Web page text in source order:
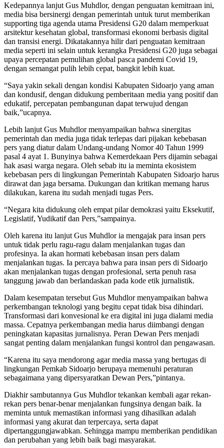
Kedepannya lanjut Gus Muhdlor, dengan penguatan kemitraan ini,
media bisa bersinergi dengan pemerintah untuk turut memberikan
supporting tiga agenda utama Presidensi G20 dalam memperkuat
arsitektur kesehatan global, transformasi ekonomi berbasis digital
dan transisi energi. Dikatakannya hilir dari penguatan kemitraan
media seperti ini selain untuk kerangka Presidensi G20 juga sebagai
upaya percepatan pemulihan global pasca pandemi Covid 19,
dengan semangat pulih lebih cepat, bangkit lebih kuat.
“Saya yakin sekali dengan kondisi Kabupaten Sidoarjo yang aman
dan kondusif, dengan didukung pemberitaan media yang positif dan
edukatif, percepatan pembangunan dapat terwujud dengan
baik,”ucapnya.
Lebih lanjut Gus Muhdlor menyampaikan bahwa sinergitas
pemerintah dan media juga tidak terlepas dari pijakan kebebasan
pers yang diatur dalam Undang-undang Nomor 40 Tahun 1999
pasal 4 ayat 1. Bunyinya bahwa Kemerdekaan Pers dijamin sebagai
hak asasi warga negara. Oleh sebab itu ia meminta ekosistem
kebebasan pers di lingkungan Pemerintah Kabupaten Sidoarjo harus
dirawat dan jaga bersama. Dukungan dan kritikan memang harus
dilakukan, karena itu sudah menjadi tugas Pers.
“Negara kita didukung oleh empat pilar demokrasi yaitu Eksekutif,
Legislatif, Yudikatif dan Pers,”sampainya.
Oleh karena itu lanjut Gus Muhdlor ia mengajak para insan pers
untuk tidak perlu ragu-ragu dalam menjalankan tugas dan
profesinya. Ia akan hormati kebebasan insan pers dalam
menjalankan tugas. Ia percaya bahwa para insan pers di Sidoarjo
akan menjalankan tugas dengan profesional, serta penuh rasa
tanggung jawab dan berlandaskan pada kode etik jurnalistik.
Dalam kesempatan tersebut Gus Muhdlor menyampaikan bahwa
perkembangan teknologi yang begitu cepat tidak bisa dihindari.
Transformasi dari konvesional ke era digital ini juga dialami media
massa. Cepatnya perkembangan media harus diimbangi dengan
peningkatan kapasitas jurnalisnya. Peran Dewan Pers menjadi
sangat penting dalam menjalankan fungsi kontrol dan pengawasan.
“Karena itu saya mendorong agar media massa yang bertugas di
lingkungan Pemkab Sidoarjo berupaya memenuhi peraturan
sebagaimana yang dipersyaratkan Dewan Pers,”pintanya.
Diakhir sambutannya Gus Muhdlor tekankan kembali agar rekan-
rekan pers benar-benar menjalankan fungsinya dengan baik. Ia
meminta untuk memastikan informasi yang dihasilkan adalah
informasi yang akurat dan terpercaya, serta dapat
dipertanggungjawabkan. Sehingga mampu memberikan pendidikan
dan perubahan yang lebih baik bagi masyarakat.